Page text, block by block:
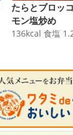
たらとブロッ
モン塩炒め
136kcal 食塩